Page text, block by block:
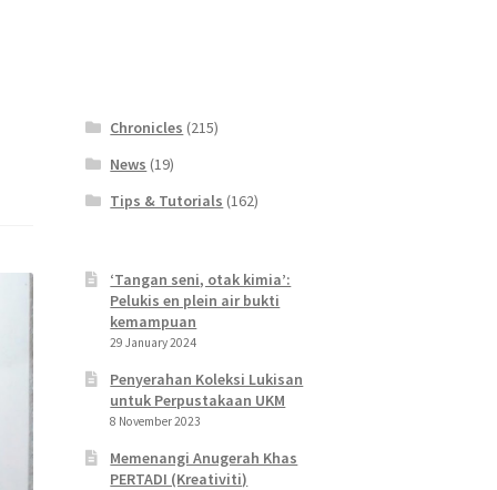
Chronicles (215)
News (19)
Tips & Tutorials (162)
‘Tangan seni, otak kimia’:
Pelukis en plein air bukti
kemampuan
29 January 2024
Penyerahan Koleksi Lukisan
untuk Perpustakaan UKM
8 November 2023
Memenangi Anugerah Khas
PERTADI (Kreativiti)